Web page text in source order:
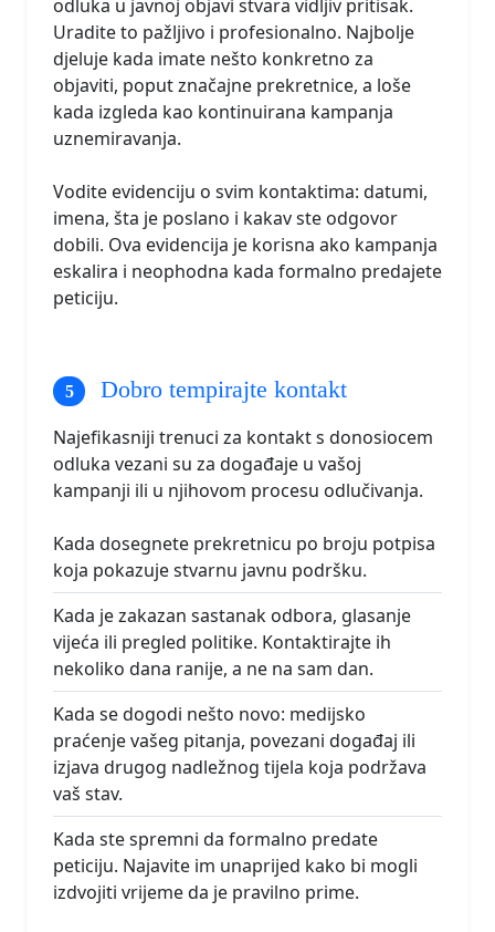
odluka u javnoj objavi stvara vidljiv pritisak.
Uradite to pažljivo i profesionalno. Najbolje
djeluje kada imate nešto konkretno za
objaviti, poput značajne prekretnice, a loše
kada izgleda kao kontinuirana kampanja
uznemiravanja.
Vodite evidenciju o svim kontaktima: datumi,
imena, šta je poslano i kakav ste odgovor
dobili. Ova evidencija je korisna ako kampanja
eskalira i neophodna kada formalno predajete
peticiju.
Dobro tempirajte kontakt
Najefikasniji trenuci za kontakt s donosiocem
odluka vezani su za događaje u vašoj
kampanji ili u njihovom procesu odlučivanja.
Kada dosegnete prekretnicu po broju potpisa
koja pokazuje stvarnu javnu podršku.
Kada je zakazan sastanak odbora, glasanje
vijeća ili pregled politike. Kontaktirajte ih
nekoliko dana ranije, a ne na sam dan.
Kada se dogodi nešto novo: medijsko
praćenje vašeg pitanja, povezani događaj ili
izjava drugog nadležnog tijela koja podržava
vaš stav.
Kada ste spremni da formalno predate
peticiju. Najavite im unaprijed kako bi mogli
izdvojiti vrijeme da je pravilno prime.